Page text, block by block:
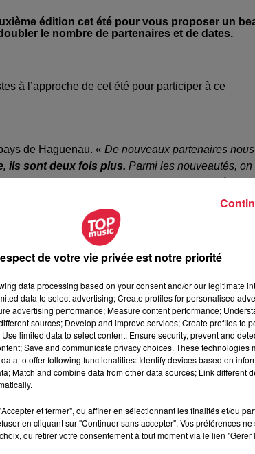
édition cet été pour vous proposer un
le nombre de partenaires et de dates.
à l’approche de cet été pour participer à ce
de Haguenau. « De nouveaux partenaires nous
ils sont deux fois plus. Parmi les nouveautés, on
d’orgue, un maltier, une champignonnière…
Haguenau.
en ateliers manuels, ou même en visites
lieu
le dimanche 18 juin
savoir faire d’excellence, rencontrer des
sur les activités disponibles dans les 36
et disponible à l’office du tourisme de
de l'office du tourisme.
de votre vie privée est notre priorité
data processing based on your consent and/or our legitimate
data to select advertising; Create profiles for personalised
advertising performance; Measure content performance;
sources; Develop and improve services; Create profiles to
limited data to select content; Ensure security, prevent and
Save and communicate privacy choices. These technologies
to offer following functionalities: Identify devices based on
Match and combine data from other data sources; Link different
et fermer", ou affiner en sélectionnant les finalités et/ou
en cliquant sur "Continuer sans accepter". Vos préférences
ou retirer votre consentement à tout moment via le lien